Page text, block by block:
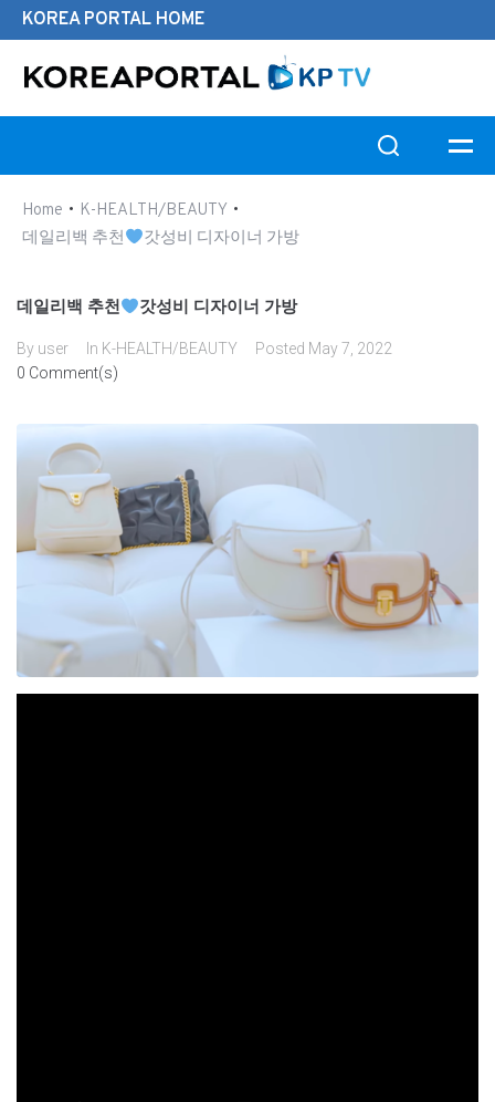
KOREA PORTAL HOME
Home • K-HEALTH/BEAUTY •
데일리백 추천
갓성비 디자이너 가방
데일리백 추천 갓성비 디자이너 가방
By user In K-HEALTH/BEAUTY Posted May 7, 2022
0 Comment(s)